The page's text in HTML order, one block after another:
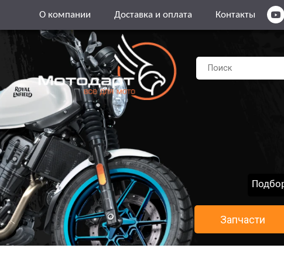
О компании Доставка и оплата Контакты
Запчасти